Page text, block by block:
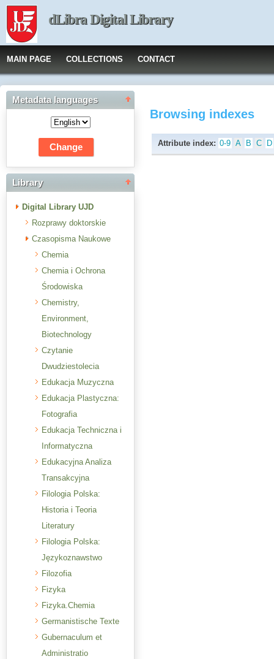
dLibra Digital Library
MAIN PAGE COLLECTIONS CONTACT
Metadata languages
Library
Digital Library UJD
Rozprawy doktorskie
Czasopisma Naukowe
Chemia
Chemia i Ochrona
Środowiska
Chemistry,
Environment,
Biotechnology
Czytanie
Dwudziestolecia
Edukacja Muzyczna
Edukacja Plastyczna:
Fotografia
Edukacja Techniczna i
Informatyczna
Edukacyjna Analiza
Transakcyjna
Filologia Polska:
Historia i Teoria
Literatury
Filologia Polska:
Językoznawstwo
Filozofia
Fizyka
Fizyka.Chemia
Germanistische Texte
Gubernaculum et
Administratio
Browsing indexes
Attribute index: 0-9 A B C D